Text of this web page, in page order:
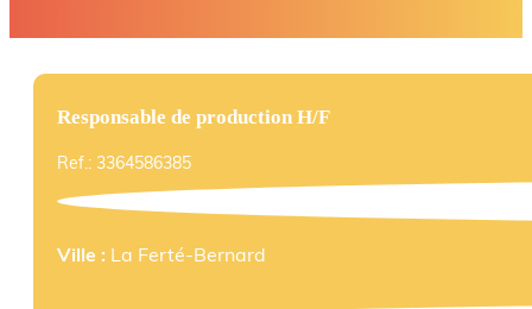
Responsable de production H/F
Ref.: 3364586385
Ville : La Ferté-Bernard